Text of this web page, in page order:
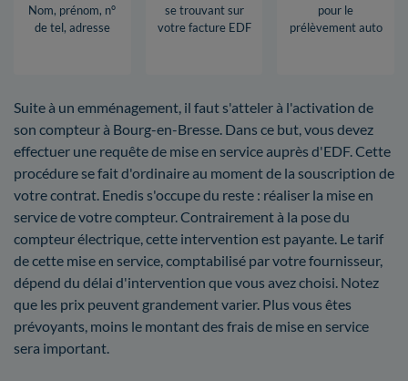
Nom, prénom, n°
de tel, adresse
se trouvant sur
votre facture EDF
pour le
prélèvement auto
Suite à un emménagement, il faut s'atteler à l'activation de
son compteur à Bourg-en-Bresse. Dans ce but, vous devez
effectuer une requête de mise en service auprès d'EDF. Cette
procédure se fait d'ordinaire au moment de la souscription de
votre contrat. Enedis s'occupe du reste : réaliser la mise en
service de votre compteur. Contrairement à la pose du
compteur électrique, cette intervention est payante. Le tarif
de cette mise en service, comptabilisé par votre fournisseur,
dépend du délai d'intervention que vous avez choisi. Notez
que les prix peuvent grandement varier. Plus vous êtes
prévoyants, moins le montant des frais de mise en service
sera important.